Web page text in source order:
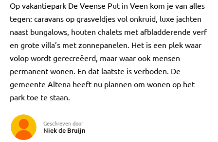
Op vakantiepark De Veense Put in Veen kom je van alles
tegen: caravans op grasveldjes vol onkruid, luxe jachten
naast bungalows, houten chalets met afbladderende verf
en grote villa’s met zonnepanelen. Het is een plek waar
volop wordt gerecreëerd, maar waar ook mensen
permanent wonen. En dat laatste is verboden. De
gemeente Altena heeft nu plannen om wonen op het
park toe te staan.
Geschreven door
Niek de Bruijn